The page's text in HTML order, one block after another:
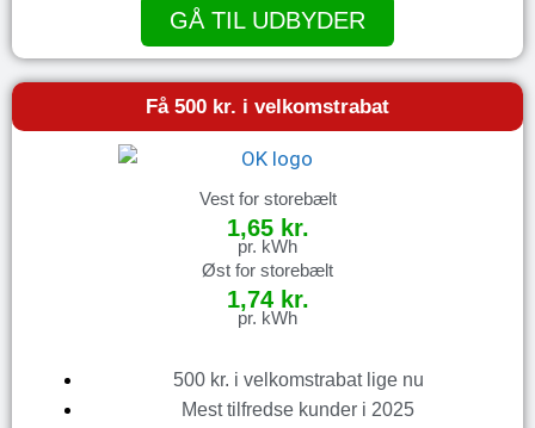
GÅ TIL UDBYDER
Få 500 kr. i velkomstrabat
Vest for storebælt
1,65 kr.
pr. kWh
Øst for storebælt
1,74 kr.
pr. kWh
500 kr. i velkomstrabat lige nu
Mest tilfredse kunder i 2025